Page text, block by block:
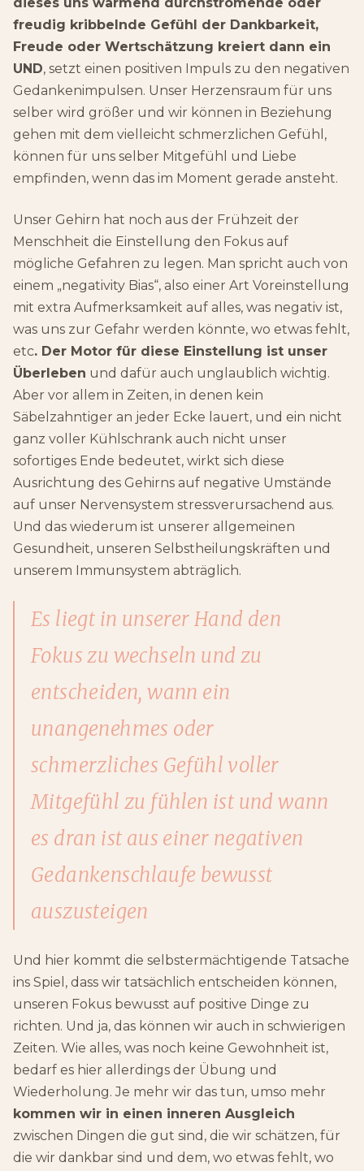
freudig kribbelnde Gefühl der Dankbarkeit,
Freude oder Wertschätzung kreiert dann ein
UND, setzt einen positiven Impuls zu den negativen
Gedankenimpulsen. Unser Herzensraum für uns
selber wird größer und wir können in Beziehung
gehen mit dem vielleicht schmerzlichen Gefühl,
können für uns selber Mitgefühl und Liebe
empfinden, wenn das im Moment gerade ansteht.
Unser Gehirn hat noch aus der Frühzeit der
Menschheit die Einstellung den Fokus auf
mögliche Gefahren zu legen. Man spricht auch von
einem „negativity Bias“, also einer Art Voreinstellung
mit extra Aufmerksamkeit auf alles, was negativ ist,
was uns zur Gefahr werden könnte, wo etwas fehlt,
etc. Der Motor für diese Einstellung ist unser
Überleben und dafür auch unglaublich wichtig.
Aber vor allem in Zeiten, in denen kein
Säbelzahntiger an jeder Ecke lauert, und ein nicht
ganz voller Kühlschrank auch nicht unser
sofortiges Ende bedeutet, wirkt sich diese
Ausrichtung des Gehirns auf negative Umstände
auf unser Nervensystem stressverursachend aus.
Und das wiederum ist unserer allgemeinen
Gesundheit, unseren Selbstheilungskräften und
unserem Immunsystem abträglich.
Es liegt in unserer Hand den
Fokus zu wechseln und zu
entscheiden, wann ein
unangenehmes oder
schmerzliches Gefühl voller
Mitgefühl zu fühlen ist und wann
es dran ist aus einer negativen
Gedankenschlaufe bewusst
auszusteigen
Und hier kommt die selbstermächtigende Tatsache
ins Spiel, dass wir tatsächlich entscheiden können,
unseren Fokus bewusst auf positive Dinge zu
richten. Und ja, das können wir auch in schwierigen
Zeiten. Wie alles, was noch keine Gewohnheit ist,
bedarf es hier allerdings der Übung und
Wiederholung. Je mehr wir das tun, umso mehr
kommen wir in einen inneren Ausgleich
zwischen Dingen die gut sind, die wir schätzen, für
die wir dankbar sind und dem, wo etwas fehlt, wo